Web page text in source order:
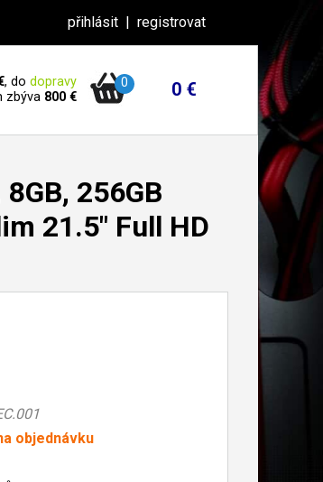
přihlásit | registrovat
, do dopravy
zbýva 800 €
0 0 €
256GB
21.5" Full HD
objednávku